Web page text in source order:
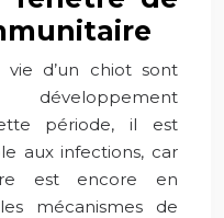
d’un chiot sont
période, il est
aux infections, car
est encore en
mécanismes de